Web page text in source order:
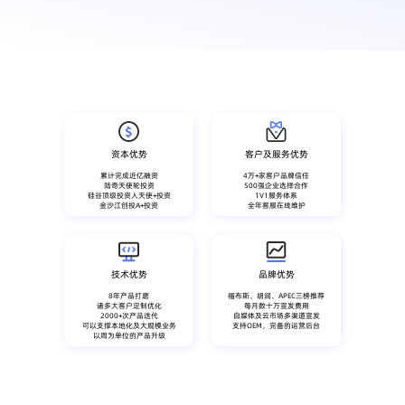
资本优势
累计完成近亿融资
陆奇天使轮投资
硅谷顶级投资人天使+投资
金沙江创投A+投资
客户及服务优势
4万+家客户品牌信任
500强企业选择合作
1V1服务体系
全年客服在线维护
技术优势
8年产品打磨
诸多大客户定制优化
2000+次产品迭代
可以支撑本地化及大规模业务
以周为单位的产品升级
品牌优势
福布斯、胡润、APEC三榜推荐
每月数十万宣发费用
自媒体及云市场多渠道宣发
支持OEM，完备的运营后台